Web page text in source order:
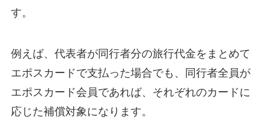
す。
例えば、代表者が同行者分の旅行代金をまとめて
エポスカードで支払った場合でも、同行者全員が
エポスカード会員であれば、それぞれのカードに
応じた補償対象になります。